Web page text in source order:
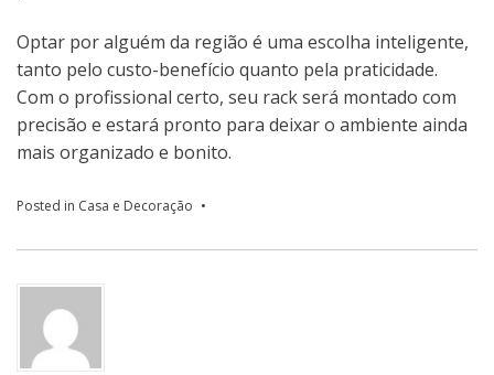
Optar por alguém da região é uma escolha inteligente,
tanto pelo custo-benefício quanto pela praticidade.
Com o profissional certo, seu rack será montado com
precisão e estará pronto para deixar o ambiente ainda
mais organizado e bonito.
Posted in Casa e Decoração